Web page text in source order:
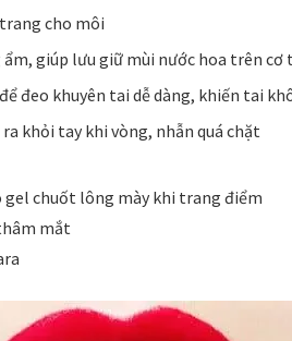
cho môi
giúp lưu giữ mùi nước hoa trên cơ
đeo khuyên tai dễ dàng, khiến tai
khỏi tay khi vòng, nhẫn quá chặt
gel chuốt lông mày khi trang điểm
mắt